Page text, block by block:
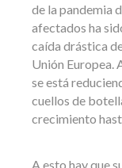
de la pandemia
afectados ha
caída drástica
Unión Europea.
se está
cuellos de
crecimiento
A esto hay que